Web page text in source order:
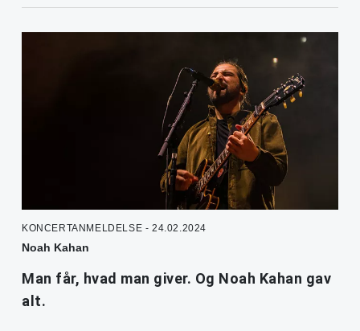
KONCERTANMELDELSE - 24.02.2024
Noah Kahan
Man får, hvad man giver. Og Noah Kahan gav
alt.